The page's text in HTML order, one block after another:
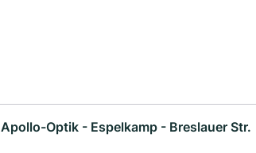
Apollo-Optik - Espelkamp - Breslauer Str.